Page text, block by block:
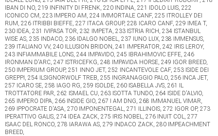
IBAN DI NO, 219 INFINITY DI FRENK, 220 INDINA, 221 IDOLO LUIS, 222
ICONICO CM, 223 IMPERO AM, 224 IMMORTALE CANF, 225 ITROLLEY DEI
RUM, 226 ITRIBBI BIEFFE, 227 ITACA GROUP, 228 ICARO CANF, 229 IMEA T,
230 IDEA, 231 IVIPASA TOR, 232 IMPETA, 233 ISTRIA RICH, 234 ISTANBUL
WISE AS, 235 INDACO, 236 IDALGO NOBEL, 237 IUNO LUX, 238 IMMENSUS,
239 ITALIANO VV, 240 ILLUSION BRIDON, 241 IMPERATOR, 242 IRIS LEROY,
243 INFIAMMABILE LONS, 244 IMPAVIDO, 245 IBRAHIMOVIC EFFE, 246
IRONMAN D'ARC, 247 ISTRICEFKG, 248 IMPAVIDA HORSE, 249 IGOR BREED,
250 IMPERIUM GROUP, 251 INNO JET, 252 INCANTEVOLE CAF, 253 ISIDE DEI
GREPPI, 254 ILSIGNORWOLF TREB, 255 INGRANAGGIO PALO, 256 INCA JET,
257 ICARO SE, 258 IAGO RG, 259 ISOLDE, 260 ISABELLA JVS, 261 IL
TROTTATORE PAR, 262 ISMAEL CU, 263 ISOTTA TUNDO, 264 ISIDE D'ALVIO,
265 IMPERO DIPA, 266 INSIDE GIO, 267 I AM DNG, 268 IMMANUEL VIMAR,
269 IPPOCRATE D'ASA, 270 IMPONENTEGAL, 271 ILLINOIS, 272 IGOR OP, 273
IPERATTIVO GALIS, 274 IDEA ZACK, 275 IRIS NOBEL, 276 INUIT COL, 277
ISAAC DEL RONCO, 278 IARAWA AS, 279 INDACO ZACK, 280 IMPEACHMENT
BREED,